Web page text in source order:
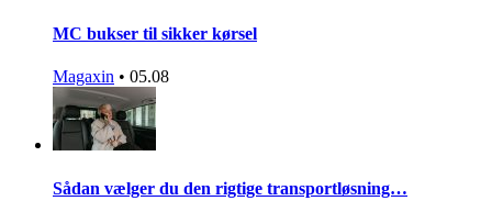
MC bukser til sikker kørsel
Magaxin • 05.08
Sådan vælger du den rigtige transportløsning…